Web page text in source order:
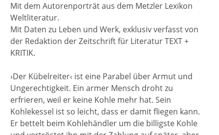
Mit dem Autorenporträt aus dem Metzler Lexikon
Weltliteratur.
Mit Daten zu Leben und Werk, exklusiv verfasst von
der Redaktion der Zeitschrift für Literatur TEXT +
KRITIK.
›Der Kübelreiter‹ ist eine Parabel über Armut und
Ungerechtigkeit. Ein armer Mensch droht zu
erfrieren, weil er keine Kohle mehr hat. Sein
Kohlekessel ist so leicht, dass er damit fliegen kann.
Er bettelt beim Kohlehändler um die billigste Kohle